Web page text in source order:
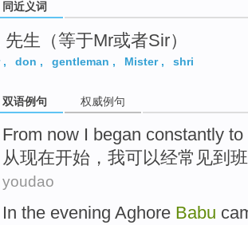
同近义词
先生（等于Mr或者Sir）
, don , gentleman , Mister, shri
双语例句 权威例句
From now I began constantly to
从现在开始 ， 我可以经常 见到 班
youdao
In the evening Aghore Babu